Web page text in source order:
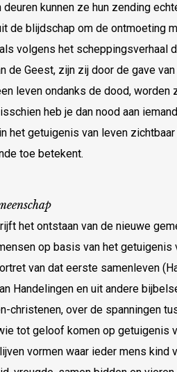
kunnen ze hun zending
de blijdschap om de ontmoeting
volgens het scheppingsverhaal
de Geest, zijn zij door de gave
leven ondanks de dood, worden
heb je dan nood aan
getuigenis van leven zichtbaar
toe betekent.
het ontstaan van de nieuwe
op basis van het getuigenis
van dat eerste samenleven
Handelingen en uit andere
christenen, over de spanningen
tot geloof komen op getuigenis
vormen waar ieder mens kind